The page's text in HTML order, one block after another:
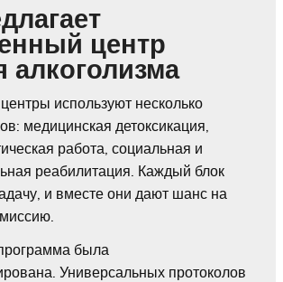
центр
алкоголизма
используют несколько
медицинская детоксикация,
работа, социальная и
реабилитация. Каждый блок
и вместе они дают шанс на
была
Универсальных протоколов